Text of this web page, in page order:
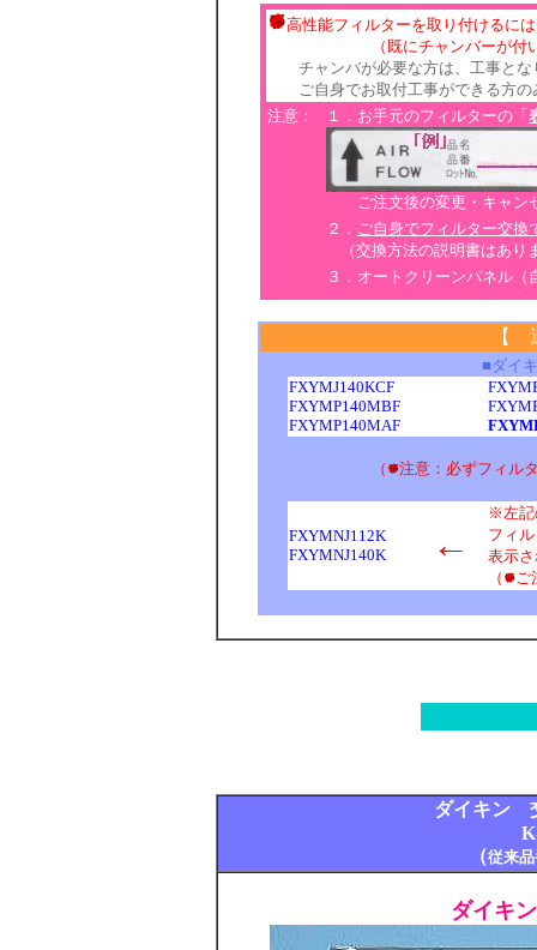
高性能フィルターを取り付けるに
（既にチャンバーが付いてい
チャンバが必要な方は、工事とな
ご自身でお取付工事ができる方の
注意：
１．お手元のフィルターの「
ご注文後の変更・キャン
２． ご自身でフィルター交換
（交換方法の説明書はあり
３．オートクリーンパネル
【
■ダイ
FXYMJ140KCF
FXYMP140MBF
FXYMP140MAF
（ 注意：必ずフィル
FXYMNJ112K
FXYMNJ140K
←
※左記
フィ
表示
（
ご
ダイキン
（従来
ダイキ